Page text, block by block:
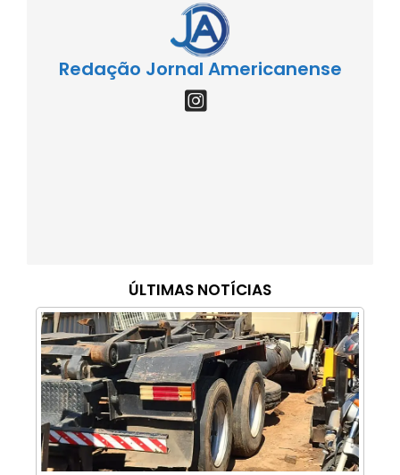
Redação Jornal Americanense
ÚLTIMAS NOTÍCIAS